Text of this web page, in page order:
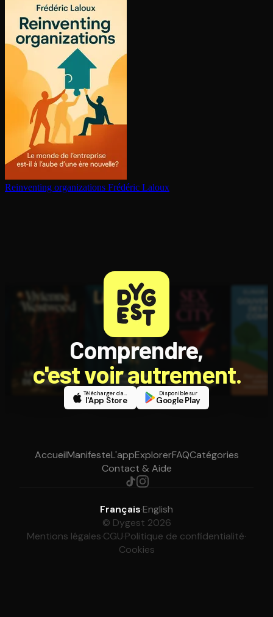
Reinventing or­ga­ni­za­tions Frédéric Laloux
Comprendre,
c'est voir autrement.
Télécharger dans
l'App Store
Disponible sur
Google Play
AccueilManifesteL'appExplorerFAQCatégories
Contact & Aide
Français·English
© Dygest 2026
Mentions légales·CGU·Politique de confidentialité·
Cookies